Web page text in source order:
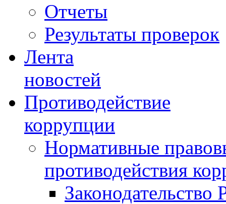
Отчеты
Результаты проверок
Лента
новостей
Противодействие
коррупции
Нормативные
противодействия